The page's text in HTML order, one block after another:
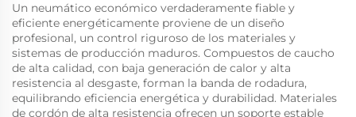
Un neumático económico verdaderamente fiable y
eficiente energéticamente proviene de un diseño
profesional, un control riguroso de los materiales y
sistemas de producción maduros. Compuestos de caucho
de alta calidad, con baja generación de calor y alta
resistencia al desgaste, forman la banda de rodadura,
equilibrando eficiencia energética y durabilidad. Materiales
de cordón de alta resistencia ofrecen un soporte estable